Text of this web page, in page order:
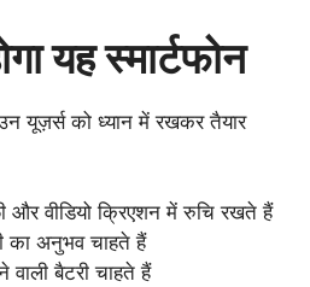
यह स्मार्टफोन
यूज़र्स को ध्यान में रखकर तैयार
और वीडियो क्रिएशन में रुचि रखते हैं
का अनुभव चाहते हैं
बैटरी चाहते हैं